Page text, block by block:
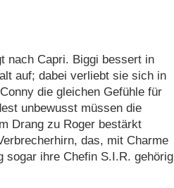
nach Capri. Biggi bessert in
auf; dabei verliebt sie sich in
die gleichen Gefühle für
unbewusst müssen die
Drang zu Roger bestärkt
das, mit Charme
sogar ihre Chefin S.I.R. gehörig